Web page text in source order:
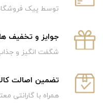
توسط پیک
جوایز و تخفیف
شگفت انگیز و
تضمین اصالت
همراه با گارانتی